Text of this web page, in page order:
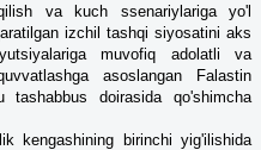
va kuch ssenariylariga yo'l
izchil tashqi siyosatini aks
muvofiq adolatli va
asoslangan Falastin
doirasida qo'shimcha
kengashining birinchi yig'ilishida